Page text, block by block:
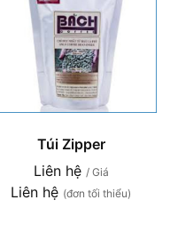
Túi Zipper
Liên hệ / Giá
Liên hệ (đơn tối thiểu)